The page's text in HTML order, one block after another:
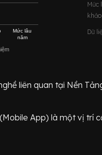
Mức lâu
năm
Mức
Dữ
liên quan tại Nền
App) là một vị trí